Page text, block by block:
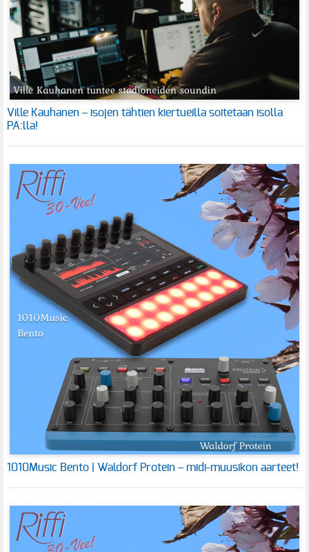
Ville Kauhanen – isojen tähtien kiertueilla soitetaan isolla
PA:lla!
1010Music Bento | Waldorf Protein – midi-muusikon aarteet!